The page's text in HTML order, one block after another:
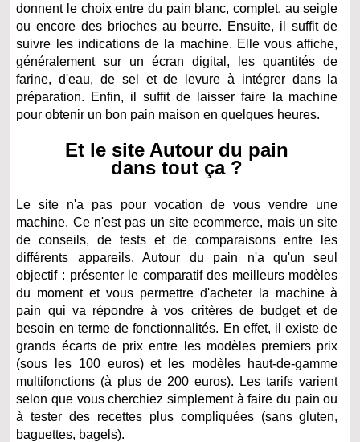
donnent le choix entre du pain blanc, complet, au seigle
ou encore des brioches au beurre. Ensuite, il suffit de
suivre les indications de la machine. Elle vous affiche,
généralement sur un écran digital, les quantités de
farine, d'eau, de sel et de levure à intégrer dans la
préparation. Enfin, il suffit de laisser faire la machine
pour obtenir un bon pain maison en quelques heures.
Et le site Autour du pain
dans tout ça ?
Le site n'a pas pour vocation de vous vendre une
machine. Ce n'est pas un site ecommerce, mais un site
de conseils, de tests et de comparaisons entre les
différents appareils. Autour du pain n'a qu'un seul
objectif : présenter le comparatif des meilleurs modèles
du moment et vous permettre d'acheter la machine à
pain qui va répondre à vos critères de budget et de
besoin en terme de fonctionnalités. En effet, il existe de
grands écarts de prix entre les modèles premiers prix
(sous les 100 euros) et les modèles haut-de-gamme
multifonctions (à plus de 200 euros). Les tarifs varient
selon que vous cherchiez simplement à faire du pain ou
à tester des recettes plus compliquées (sans gluten,
baguettes, bagels).